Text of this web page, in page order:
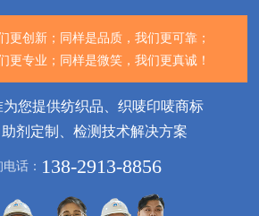
更创新； 同样是品质，我们更可靠；
更专业； 同样是微笑，我们更真诚！
您提供纺织品、织唛印唛商标
剂定制、检测技术解决方案
话： 138-2913-8856